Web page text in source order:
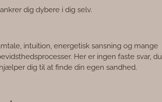
dig dybere i dig selv.
intuition, energetisk sansning og mange
Her er ingen faste svar, du
dig til at finde din egen sandhed.